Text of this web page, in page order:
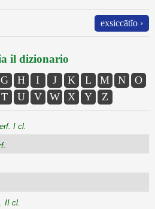
exsiccātĭo ›
il dizionario
G H I J K L M N
O
T U V W X Y Z
I cl.
II cl.